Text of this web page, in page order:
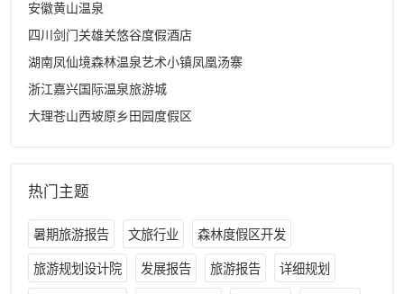
安徽黄山温泉
四川剑门关雄关悠谷度假酒店
湖南凤仙境森林温泉艺术小镇凤凰汤寨
浙江嘉兴国际温泉旅游城
大理苍山西坡原乡田园度假区
热门主题
暑期旅游报告 文旅行业 森林度假区开发
旅游规划设计院 发展报告 旅游报告 详细规划